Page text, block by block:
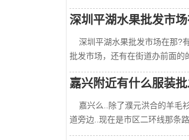
深圳平湖水果批发市
深圳平湖水果批发市场在那?
批发市场，还有在街道办前面的
嘉兴附近有什么服装批
嘉兴么..除了濮元洪合的羊毛
道旁边..现在是市区二环线那条路